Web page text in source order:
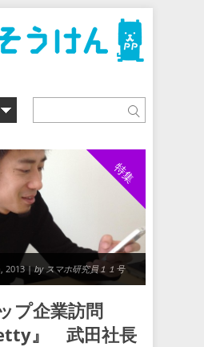
特集
2013 |by スマホ研究員１１号
プ企業訪問
』 武田社長